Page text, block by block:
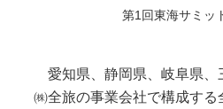
第1回東海サミッ
愛知県、静岡県、岐阜県、
㈱全旅の事業会社で構成す